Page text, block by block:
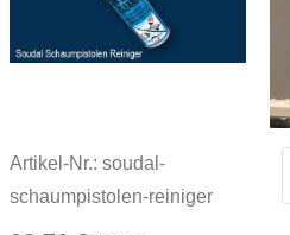
Artikel-Nr.: soudal-
schaumpistolen-reiniger